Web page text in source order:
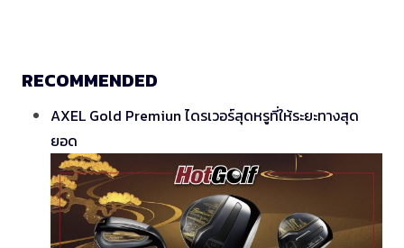
RECOMMENDED
AXEL Gold Premiun ไดรเวอร์สุดหรูที่ให้ระยะทางสุด
ยอด